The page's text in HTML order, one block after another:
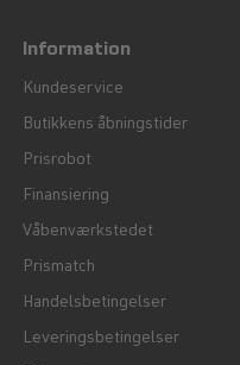
Information
Kundeservice
Butikkens åbningstider
Prisrobot
Finansiering
Våbenværkstedet
Prismatch
Handelsbetingelser
Leveringsbetingelser